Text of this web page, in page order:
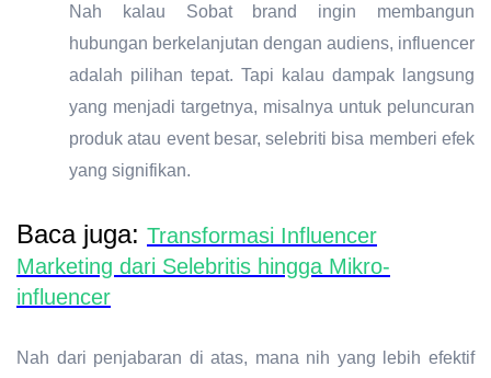
Nah kalau Sobat brand ingin membangun
hubungan berkelanjutan dengan audiens, influencer
adalah pilihan tepat. Tapi kalau dampak langsung
yang menjadi targetnya, misalnya untuk peluncuran
produk atau event besar, selebriti bisa memberi efek
yang signifikan.
Baca juga: Transformasi Influencer
Marketing dari Selebritis hingga Mikro-
influencer
Nah dari penjabaran di atas, mana nih yang lebih efektif